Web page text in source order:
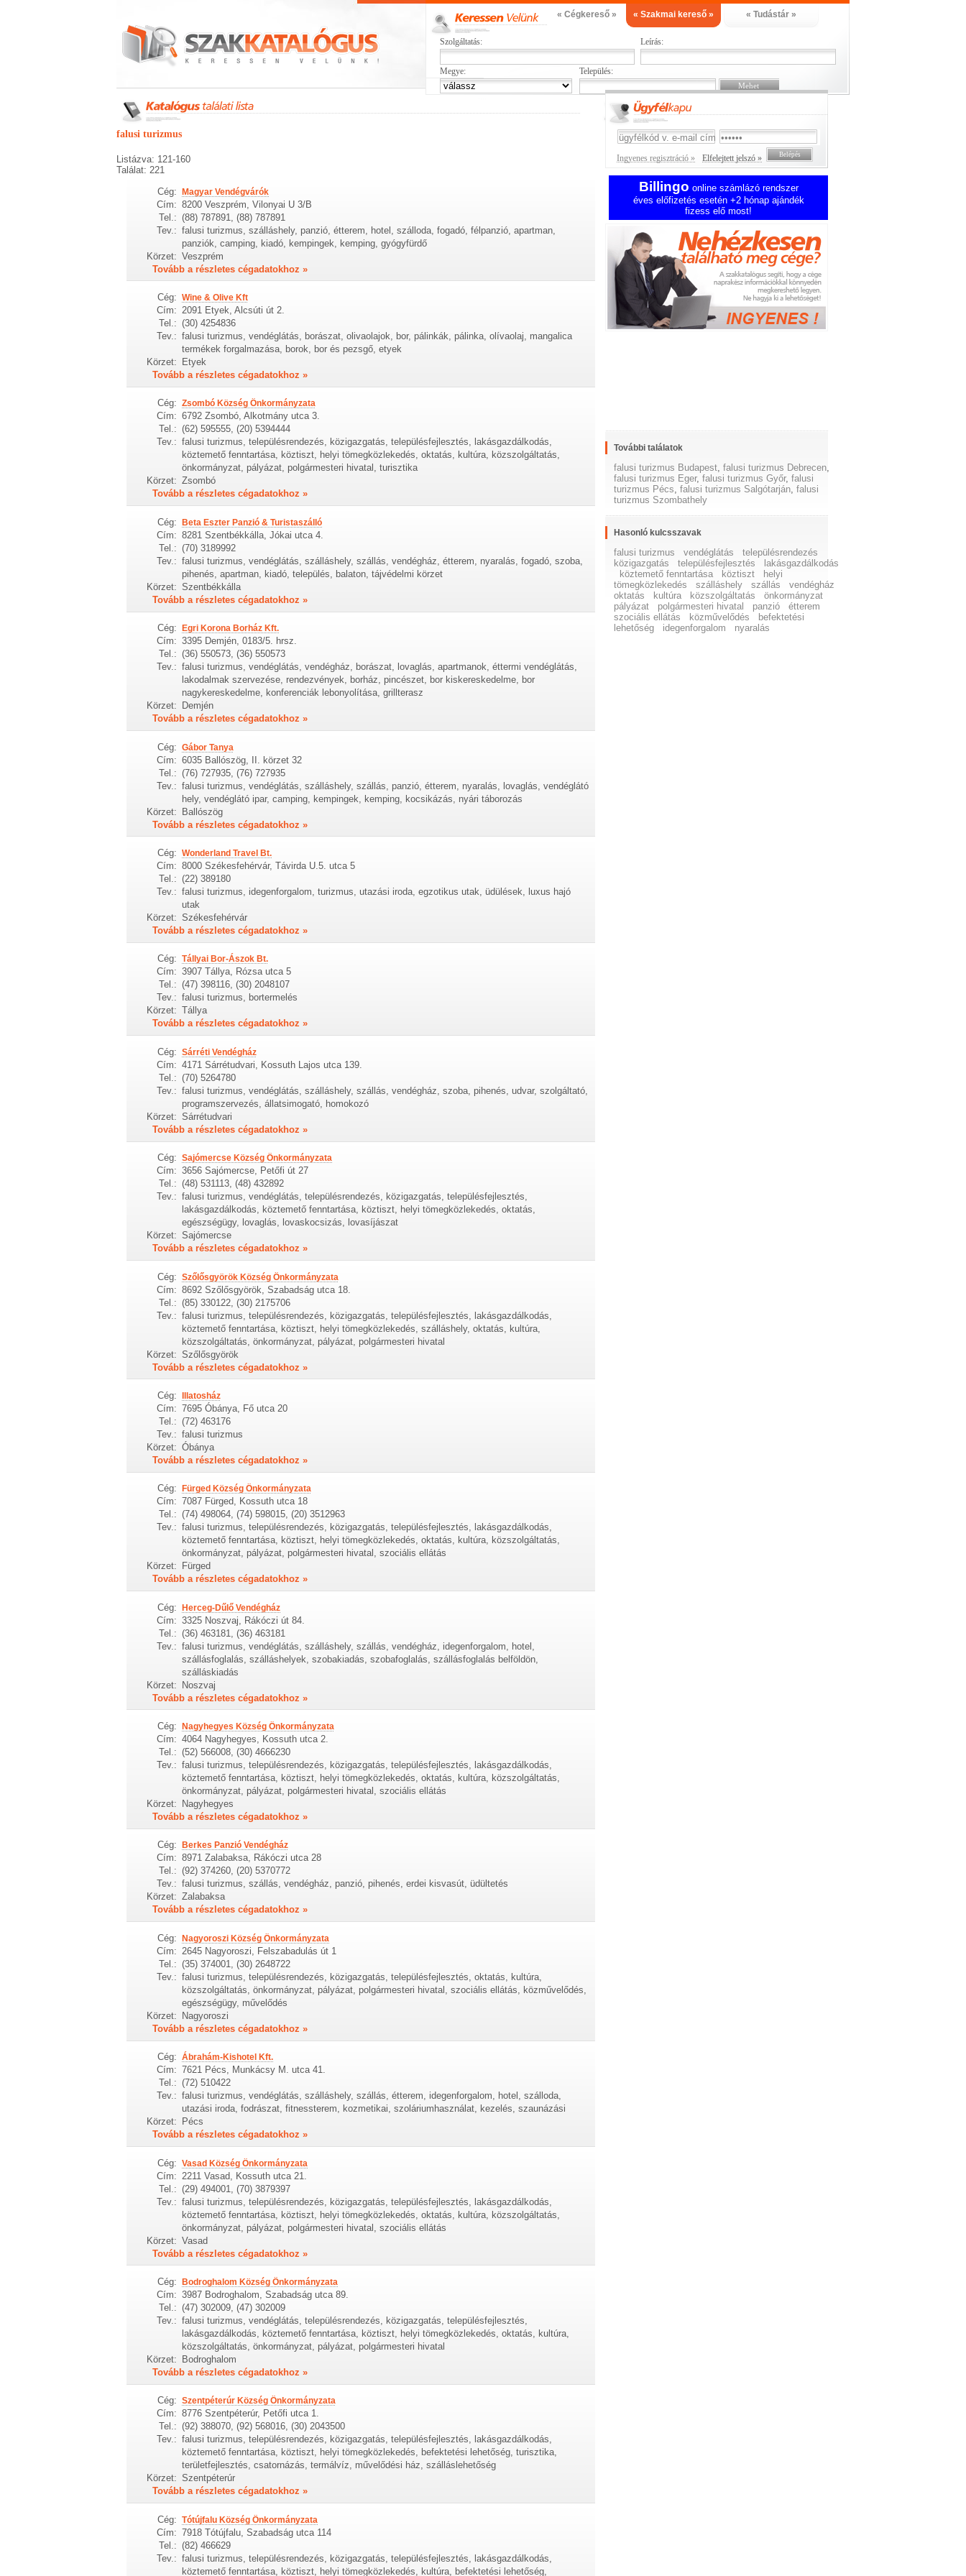
« Cégkereső » « Szakmai kereső » « Tudástár »
Szolgáltatás: Leírás:
Megye: Település:
falusi turizmus
Listázva: 121-160
Találat: 221
Cég: Magyar Vendégvárók
Cím: 8200 Veszprém, Vilonyai U 3/B
Tel.: (88) 787891, (88) 787891
Tev.: falusi turizmus, szálláshely, panzió, étterem, hotel, szálloda, fogadó, félpanzió, apartman,
panziók, camping, kiadó, kempingek, kemping, gyógyfürdő
Körzet: Veszprém
Tovább a részletes cégadatokhoz »
Cég: Wine & Olive Kft
Cím: 2091 Etyek, Alcsúti út 2.
Tel.: (30) 4254836
Tev.: falusi turizmus, vendéglátás, borászat, olivaolajok, bor, pálinkák, pálinka, olívaolaj, mangalica
termékek forgalmazása, borok, bor és pezsgő, etyek
Körzet:
Etyek
Tovább a részletes cégadatokhoz »
Cég: Zsombó Község Önkormányzata
Cím: 6792 Zsombó, Alkotmány utca 3.
Tel.: (62) 595555, (20) 5394444
Tev.: falusi turizmus, településrendezés, közigazgatás, településfejlesztés, lakásgazdálkodás,
köztemető fenntartása, köztiszt, helyi tömegközlekedés, oktatás, kultúra, közszolgáltatás,
önkormányzat, pályázat, polgármesteri hivatal, turisztika
Körzet: Zsombó
Tovább a részletes cégadatokhoz »
Cég: Beta Eszter Panzió & Turistaszálló
Cím: 8281 Szentbékkálla, Jókai utca 4.
Tel.: (70) 3189992
Tev.: falusi turizmus, vendéglátás, szálláshely, szállás, vendégház, étterem, nyaralás, fogadó, szoba,
pihenés, apartman, kiadó, település, balaton, tájvédelmi körzet
Körzet: Szentbékkálla
Tovább a részletes cégadatokhoz »
Cég: Egri Korona Borház Kft.
Cím: 3395 Demjén, 0183/5. hrsz.
Tel.: (36) 550573, (36) 550573
Tev.: falusi turizmus, vendéglátás, vendégház, borászat, lovaglás, apartmanok, éttermi vendéglátás,
lakodalmak szervezése, rendezvények, borház, pincészet, bor kiskereskedelme, bor
nagykereskedelme, konferenciák lebonyolítása, grillterasz
Körzet:
Demjén
Tovább a részletes cégadatokhoz »
Cég: Gábor Tanya
Cím: 6035 Ballószög, II. körzet 32
Tel.: (76) 727935, (76) 727935
Tev.: falusi turizmus, vendéglátás, szálláshely, szállás, panzió, étterem, nyaralás, lovaglás, vendéglátó
hely, vendéglátó ipar, camping, kempingek, kemping, kocsikázás, nyári táborozás
Körzet: Ballószög
Tovább a részletes cégadatokhoz »
Cég: Wonderland Travel Bt.
Cím: 8000 Székesfehérvár, Távirda U.5. utca 5
Tel.: (22) 389180
Tev.: falusi turizmus, idegenforgalom, turizmus, utazási iroda, egzotikus utak, üdülések, luxus hajó
utak
Körzet: Székesfehérvár
Tovább a részletes cégadatokhoz »
Cég: Tállyai Bor-Ászok Bt.
Cím: 3907 Tállya, Rózsa utca 5
Tel.: (47) 398116, (30) 2048107
Tev.: falusi turizmus, bortermelés
Körzet: Tállya
Tovább a részletes cégadatokhoz »
Cég: Sárréti Vendégház
Cím: 4171 Sárrétudvari, Kossuth Lajos utca 139.
Tel.: (70) 5264780
Tev.: falusi turizmus, vendéglátás, szálláshely, szállás, vendégház, szoba, pihenés, udvar, szolgáltató,
programszervezés, állatsimogató, homokozó
Körzet: Sárrétudvari
Tovább a részletes cégadatokhoz »
Cég: Sajómercse Község Önkormányzata
Cím: 3656 Sajómercse, Petőfi út 27
Tel.: (48) 531113, (48) 432892
Tev.: falusi turizmus, vendéglátás, településrendezés, közigazgatás, településfejlesztés,
lakásgazdálkodás, köztemető fenntartása, köztiszt, helyi tömegközlekedés, oktatás,
egészségügy, lovaglás, lovaskocsizás, lovasíjászat
Körzet: Sajómercse
Tovább a részletes cégadatokhoz »
Cég: Szőlősgyörök Község Önkormányzata
Cím: 8692 Szőlősgyörök, Szabadság utca 18.
Tel.: (85) 330122, (30) 2175706
Tev.: falusi turizmus, településrendezés, közigazgatás, településfejlesztés, lakásgazdálkodás,
köztemető fenntartása, köztiszt, helyi tömegközlekedés, szálláshely, oktatás, kultúra,
közszolgáltatás, önkormányzat, pályázat, polgármesteri hivatal
Körzet: Szőlősgyörök
Tovább a részletes cégadatokhoz »
Cég: Illatosház
Cím: 7695 Óbánya, Fő utca 20
Tel.: (72) 463176
Tev.: falusi turizmus
Körzet: Óbánya
Tovább a részletes cégadatokhoz »
Cég: Fürged Község Önkormányzata
Cím: 7087 Fürged, Kossuth utca 18
Tel.: (74) 498064, (74) 598015, (20) 3512963
Tev.: falusi turizmus, településrendezés, közigazgatás, településfejlesztés, lakásgazdálkodás,
köztemető fenntartása, köztiszt, helyi tömegközlekedés, oktatás, kultúra, közszolgáltatás,
önkormányzat, pályázat, polgármesteri hivatal, szociális ellátás
Körzet:
Fürged
Tovább a részletes cégadatokhoz »
Cég: Herceg-Dűlő Vendégház
Cím: 3325 Noszvaj, Rákóczi út 84.
Tel.: (36) 463181, (36) 463181
Tev.: falusi turizmus, vendéglátás, szálláshely, szállás, vendégház, idegenforgalom, hotel,
szállásfoglalás, szálláshelyek, szobakiadás, szobafoglalás, szállásfoglalás belföldön,
szálláskiadás
Körzet: Noszvaj
Tovább a részletes cégadatokhoz »
Cég: Nagyhegyes Község Önkormányzata
Cím: 4064 Nagyhegyes, Kossuth utca 2.
Tel.: (52) 566008, (30) 4666230
Tev.: falusi turizmus, településrendezés, közigazgatás, településfejlesztés, lakásgazdálkodás,
köztemető fenntartása, köztiszt, helyi tömegközlekedés, oktatás, kultúra, közszolgáltatás,
önkormányzat, pályázat, polgármesteri hivatal, szociális ellátás
Körzet:
Nagyhegyes
Tovább a részletes cégadatokhoz »
Cég: Berkes Panzió Vendégház
Cím: 8971 Zalabaksa, Rákóczi utca 28
Tel.: (92) 374260, (20) 5370772
Tev.: falusi turizmus, szállás, vendégház, panzió, pihenés, erdei kisvasút, üdültetés
Körzet: Zalabaksa
Tovább a részletes cégadatokhoz »
Cég: Nagyoroszi Község Önkormányzata
Cím: 2645 Nagyoroszi, Felszabadulás út 1
Tel.: (35) 374001, (30) 2648722
Tev.: falusi turizmus, településrendezés, közigazgatás, településfejlesztés, oktatás, kultúra,
közszolgáltatás, önkormányzat, pályázat, polgármesteri hivatal, szociális ellátás, közművelődés,
egészségügy, művelődés
Körzet:
Nagyoroszi
Tovább a részletes cégadatokhoz »
Cég: Ábrahám-Kishotel Kft.
Cím: 7621 Pécs, Munkácsy M. utca 41.
Tel.: (72) 510422
Tev.: falusi turizmus, vendéglátás, szálláshely, szállás, étterem, idegenforgalom, hotel, szálloda,
utazási iroda, fodrászat, fitnessterem, kozmetikai, szoláriumhasználat, kezelés, szaunázási
Körzet:
Pécs
Tovább a részletes cégadatokhoz »
Cég: Vasad Község Önkormányzata
Cím: 2211 Vasad, Kossuth utca 21.
Tel.: (29) 494001, (70) 3879397
Tev.: falusi turizmus, településrendezés, közigazgatás, településfejlesztés, lakásgazdálkodás,
köztemető fenntartása, köztiszt, helyi tömegközlekedés, oktatás, kultúra, közszolgáltatás,
önkormányzat, pályázat, polgármesteri hivatal, szociális ellátás
Körzet: Vasad
Tovább a részletes cégadatokhoz »
Cég: Bodroghalom Község Önkormányzata
Cím: 3987 Bodroghalom, Szabadság utca 89.
Tel.: (47) 302009, (47) 302009
Tev.: falusi turizmus, vendéglátás, településrendezés, közigazgatás, településfejlesztés,
lakásgazdálkodás, köztemető fenntartása, köztiszt, helyi tömegközlekedés, oktatás, kultúra,
közszolgáltatás, önkormányzat, pályázat, polgármesteri hivatal
Körzet:
Bodroghalom
Tovább a részletes cégadatokhoz »
Cég: Szentpéterúr Község Önkormányzata
Cím: 8776 Szentpéterúr, Petőfi utca 1.
Tel.: (92) 388070, (92) 568016, (30) 2043500
Tev.: falusi turizmus, településrendezés, közigazgatás, településfejlesztés, lakásgazdálkodás,
köztemető fenntartása, köztiszt, helyi tömegközlekedés, befektetési lehetőség, turisztika,
területfejlesztés, csatornázás, termálvíz, művelődési ház, szálláslehetőség
Körzet: Szentpéterúr
Tovább a részletes cégadatokhoz »
Cég: Tótújfalu Község Önkormányzata
Cím: 7918 Tótújfalu, Szabadság utca 114
Tel.: (82) 466629
Tev.: falusi turizmus, településrendezés, közigazgatás, településfejlesztés, lakásgazdálkodás,
köztemető fenntartása, köztiszt, helyi tömegközlekedés, kultúra, befektetési lehetőség,
Ingyenes regisztráció » Elfelejtett jelszó »
Billingo online számlázó rendszer
éves előfizetés esetén +2 hónap ajándék
fizess elő most!
További találatok
falusi turizmus Budapest,falusi turizmus Debrecen,
falusi turizmus Eger,falusi turizmus Győr,falusi
turizmus Pécs,falusi turizmus Salgótarján,falusi
turizmus Szombathely
Hasonló kulcsszavak
falusi turizmus vendéglátás
településrendezés
közigazgatás
településfejlesztés
lakásgazdálkodás
köztemető fenntartása
köztiszt
helyi
tömegközlekedés
szálláshely szállás
vendégház
oktatás
kultúra közszolgáltatás
önkormányzat
pályázat
polgármesteri hivatal panzió
étterem
szociális ellátás
közművelődés
befektetési
lehetőség
idegenforgalom nyaralás